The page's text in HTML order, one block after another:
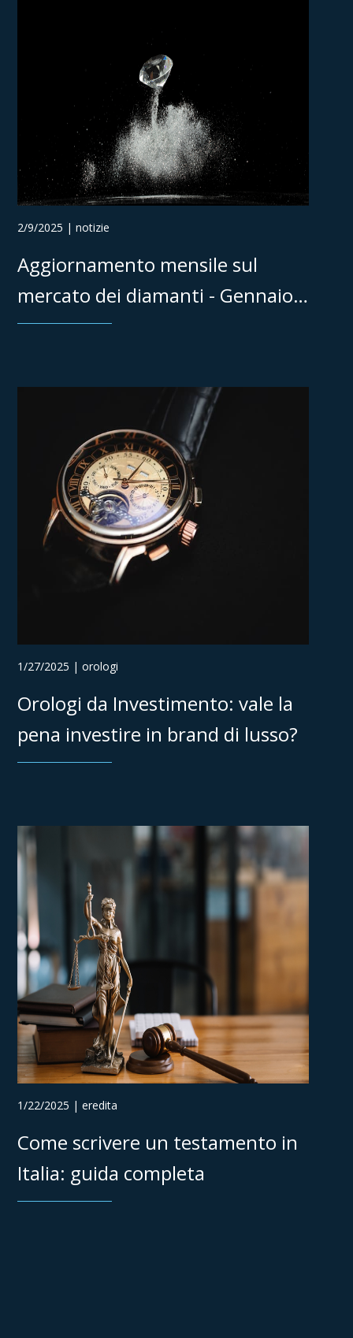
2/9/2025 | notizie
Aggiornamento mensile sul
mercato dei diamanti - Gennaio
2025
1/27/2025 | orologi
Orologi da Investimento: vale la
pena investire in brand di lusso?
1/22/2025 | eredita
Come scrivere un testamento in
Italia: guida completa